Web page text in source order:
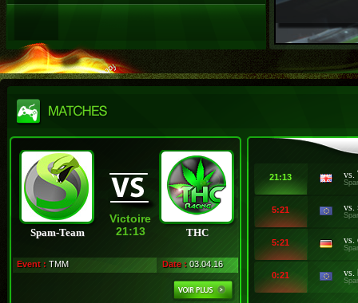
Spam-Team
Victoire
21:13
THC
Event : TMM Date : 03.04.16
21:13 vs.
5:21 vs.
5:21 vs.
0:21 vs.